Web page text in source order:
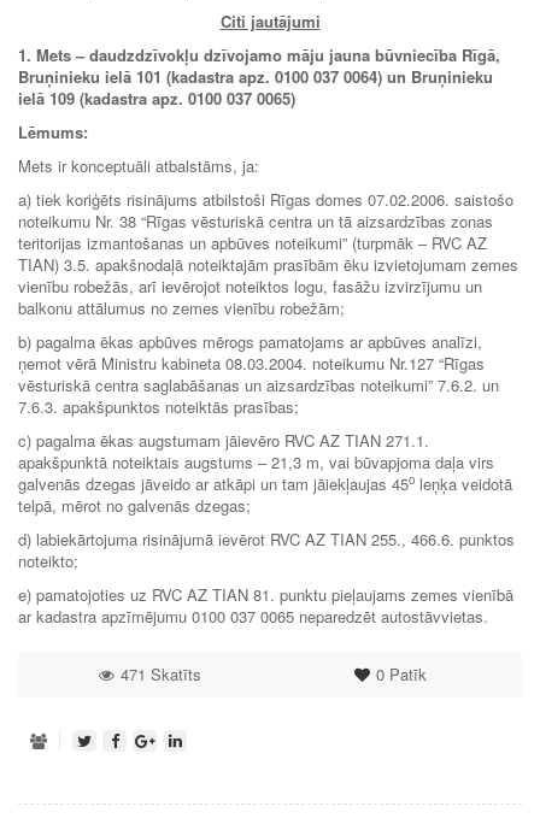
Citi jautājumi
1. Mets – daudzdzīvokļu dzīvojamo māju jauna būvniecība Rīgā,
Bruņinieku ielā 101 (kadastra apz. 0100 037 0064) un Bruņinieku
ielā 109 (kadastra apz. 0100 037 0065)
Lēmums:
Mets ir konceptuāli atbalstāms, ja:
a) tiek koriģēts risinājums atbilstoši Rīgas domes 07.02.2006. saistošo
noteikumu Nr. 38 “Rīgas vēsturiskā centra un tā aizsardzības zonas
teritorijas izmantošanas un apbūves noteikumi” (turpmāk – RVC AZ
TIAN) 3.5. apakšnodaļā noteiktajām prasībām ēku izvietojumam zemes
vienību robežās, arī ievērojot noteiktos logu, fasāžu izvirzījumu un
balkonu attālumus no zemes vienību robežām;
b) pagalma ēkas apbūves mērogs pamatojams ar apbūves analīzi,
ņemot vērā Ministru kabineta 08.03.2004. noteikumu Nr.127 “Rīgas
vēsturiskā centra saglabāšanas un aizsardzības noteikumi” 7.6.2. un
7.6.3. apakšpunktos noteiktās prasības;
c) pagalma ēkas augstumam jāievēro RVC AZ TIAN 271.1.
apakšpunktā noteiktais augstums – 21,3 m, vai būvapjoma daļa virs
galvenās dzegas jāveido ar atkāpi un tam jāiekļaujas 45o leņķa veidotā
telpā, mērot no galvenās dzegas;
d) labiekārtojuma risinājumā ievērot RVC AZ TIAN 255., 466.6. punktos
noteikto;
e) pamatojoties uz RVC AZ TIAN 81. punktu pieļaujams zemes vienībā
ar kadastra apzīmējumu 0100 037 0065 neparedzēt autostāvvietas.
0Patīk
471 Skatīts